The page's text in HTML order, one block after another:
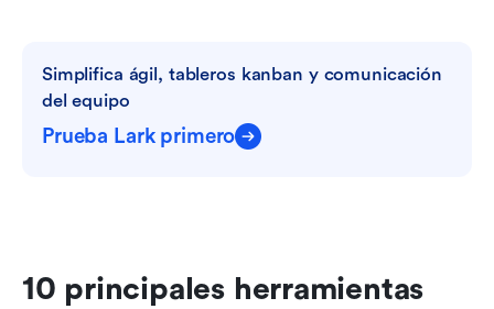
Simplifica ágil, tableros kanban y comunicación
del equipo
Prueba Lark primero
10 principales herramientas